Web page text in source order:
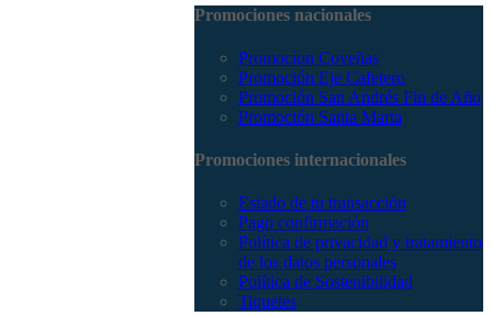
Promociones nacionales
Promocion Coveñas
Promoción Eje Cafetero
Promoción San Andrés Fin de Año
Promoción Santa Marta
Promociones internacionales
Estado de tu transacción
Pago confirmación
Política de privacidad y tratamiento
de los datos personales
Política de Sostenibilidad
Tiquetes